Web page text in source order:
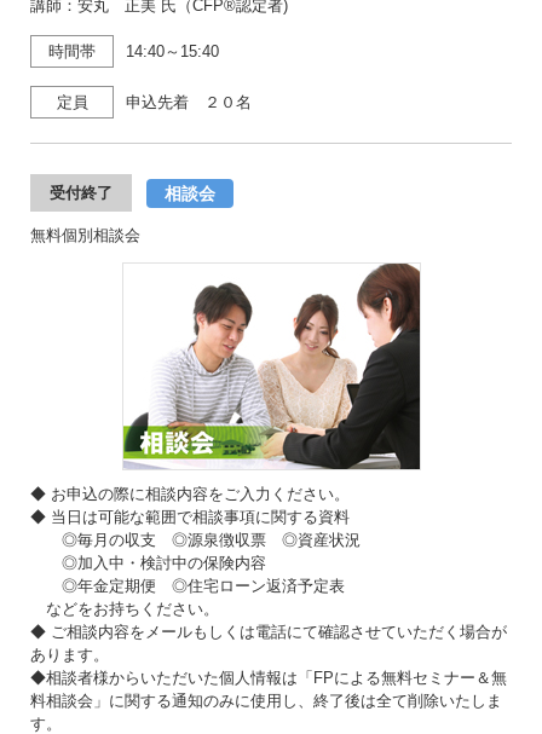
講師：安丸 正美 氏（CFP®認定者)
時間帯 14:40～15:40
定員 申込先着 ２０名
受付終了 相談会
無料個別相談会
◆ お申込の際に相談内容をご入力ください。
◆ 当日は可能な範囲で相談事項に関する資料
◎毎月の収支 ◎源泉徴収票 ◎資産状況
◎加入中・検討中の保険内容
◎年金定期便 ◎住宅ローン返済予定表
などをお持ちください。
◆ ご相談内容をメールもしくは電話にて確認させていただく場合が
あります。
◆相談者様からいただいた個人情報は「FPによる無料セミナー＆無
料相談会」に関する通知のみに使用し、終了後は全て削除いたしま
す。